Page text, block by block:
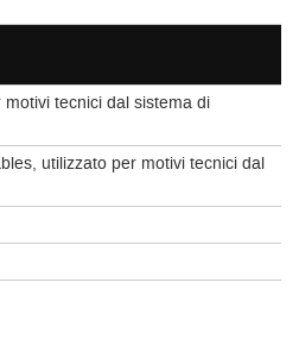
tecnici dal sistema di
utilizzato per motivi tecnici dal